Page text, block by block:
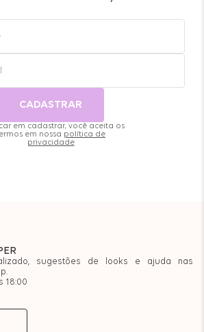
CADASTRAR
em cadastrar, você aceita os
em nossa política de
privacidade
sugestões de looks e ajuda nas
18:00